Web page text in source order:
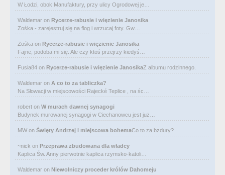
W Łodzi, obok Manufaktury, przy ulicy Ogrodowej je…
Waldemar on Rycerze-rabusie i więzienie Janosika
Zośka - zarejestruj się na flog i wrzucaj foty. Gw…
Zośka on Rycerze-rabusie i więzienie Janosika
Fajne, podoba mi się. Ale czy ktoś przejrzy kiedyś…
Fusia84 on Rycerze-rabusie i więzienie JanosikaZ albumu rodzinnego.
Waldemar on A co to za tabliczka?
Na Słowacji w miejscowości Rajecké Teplice , na śc…
robert on W murach dawnej synagogi
Budynek murowanej synagogi w Ciechanowcu jest już…
MW on Święty Andrzej i miejscowa bohemaCo to za bzdury?
~nick on Przeprawa zbudowana dla władcy
Kaplica Św. Anny pierwotnie kaplica rzymsko-katoli…
Waldemar on Niewolniczy proceder królów Dahomeju